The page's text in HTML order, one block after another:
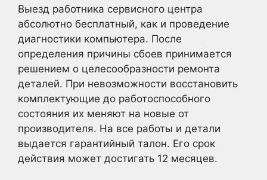
Выезд работника сервисного центра
абсолютно бесплатный, как и проведение
диагностики компьютера. После
определения причины сбоев принимается
решением о целесообразности ремонта
деталей. При невозможности восстановить
комплектующие до работоспособного
состояния их меняют на новые от
производителя. На все работы и детали
выдается гарантийный талон. Его срок
действия может достигать 12 месяцев.